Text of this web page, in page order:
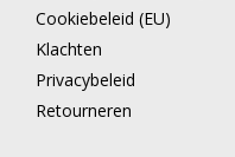
Cookiebeleid (EU)
Klachten
Privacybeleid
Retourneren